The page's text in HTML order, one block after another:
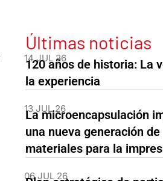
Últimas noticias
14 JUL 26
120 años de historia: La
la experiencia
13 JUL 26
La microencapsulación
una nueva generación de
materiales para la
06 JUL 26